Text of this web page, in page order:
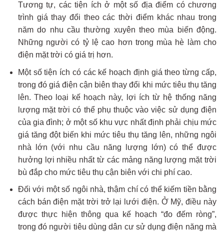
Tương tự, các tiện ích ở một số địa điểm có chương
trình giá thay đổi theo các thời điểm khác nhau trong
năm do nhu cầu thường xuyên theo mùa biến động.
Những người có tỷ lệ cao hơn trong mùa hè làm cho
điện mặt trời có giá trị hơn.
Một số tiện ích có các kế hoạch định giá theo từng cấp,
trong đó giá điện cận biên thay đổi khi mức tiêu thụ tăng
lên. Theo loại kế hoạch này, lợi ích từ hệ thống năng
lượng mặt trời có thể phụ thuộc vào việc sử dụng điện
của gia đình; ở một số khu vực nhất định phải chịu mức
giá tăng đột biến khi mức tiêu thụ tăng lên, những ngôi
nhà lớn (với nhu cầu năng lượng lớn) có thể được
hưởng lợi nhiều nhất từ ​​các mảng năng lượng mặt trời
bù đắp cho mức tiêu thụ cận biên với chi phí cao.
Đối với một số ngôi nhà, thậm chí có thể kiếm tiền bằng
cách bán điện mặt trời trở lại lưới điện. Ở Mỹ, điều này
được thực hiện thông qua kế hoạch “đo đếm ròng”,
trong đó người tiêu dùng dân cư sử dụng điện năng mà